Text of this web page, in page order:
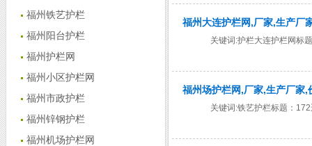
福州铁艺护栏
福州阳台护栏
福州护栏网
福州小区护栏网
福州市政护栏
福州锌钢护栏
福州机场护栏网
福州大连护栏网,厂家,生产厂
关键词:护栏大连护栏网标
福州场护栏网,厂家,生产厂家,
关键词:铁艺护栏标题：